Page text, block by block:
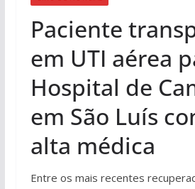
Paciente
em UTI aérea
Hospital de
em São Luís
alta médica
Entre os mais recentes